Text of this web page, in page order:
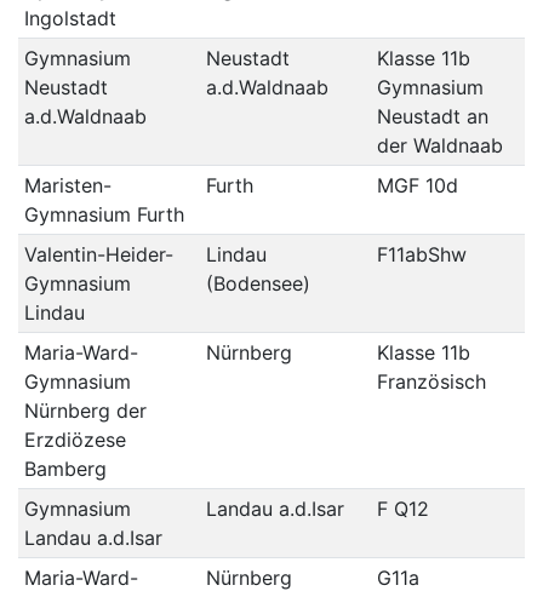
Ingolstadt
Gymnasium
Neustadt
a.d.Waldnaab
Neustadt
a.d.Waldnaab
Klasse 11b
Gymnasium
Neustadt an
der Waldnaab
Maristen-
Gymnasium Furth
Furth MGF 10d
Valentin-Heider-
Gymnasium
Lindau
Lindau
(Bodensee)
F11abShw
Maria-Ward-
Gymnasium
Nürnberg der
Erzdiözese
Bamberg
Nürnberg
Klasse 11b
Französisch
Gymnasium
Landau a.d.Isar
Landau a.d.Isar F Q12
Maria-Ward-
Nürnberg G11a